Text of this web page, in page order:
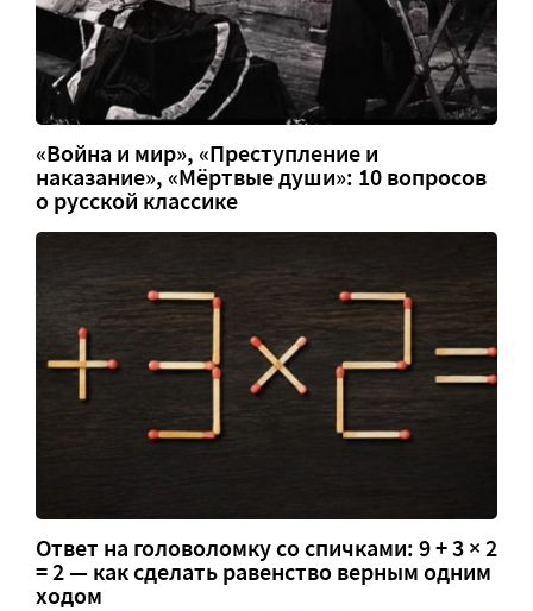
«Война и мир», «Преступление и
наказание», «Мёртвые души»: 10 вопросов
о русской классике
Ответ на головоломку со спичками: 9 + 3 × 2
= 2 — как сделать равенство верным одним
ходом